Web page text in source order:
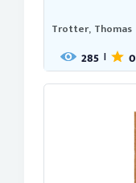
Trotter, Thomas
285 | 0